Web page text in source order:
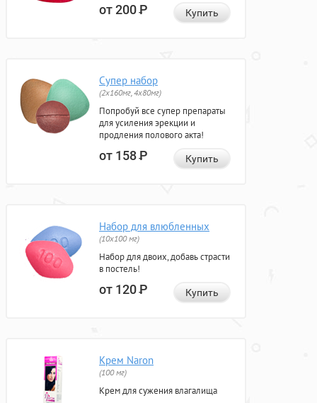
от 200Р Купить
Супер набор
(2х160мг, 4х80мг)
Попробуй все супер препараты
для усиления эрекции и
продления полового акта!
от 158Р Купить
Набор для влюбленных
(10х100 мг)
Набор для двоих, добавь страсти
в постель!
от 120Р Купить
Крем Naron
(100 мг)
Крем для сужения влагалища